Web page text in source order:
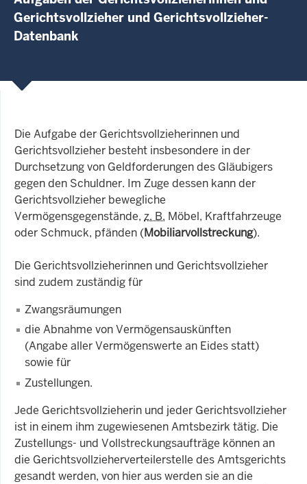
Gerichtsvollzieher und Gerichtsvollzieher-
Datenbank
Die Aufgabe der Gerichtsvollzieherinnen und
Gerichtsvollzieher besteht insbesondere in der
Durchsetzung von Geldforderungen des Gläubigers
gegen den Schuldner. Im Zuge dessen kann der
Gerichtsvollzieher bewegliche
Vermögensgegenstände, z. B. Möbel, Kraftfahrzeuge
oder Schmuck, pfänden (Mobiliarvollstreckung).
Die Gerichtsvollzieherinnen und Gerichtsvollzieher
sind zudem zuständig für
Zwangsräumungen
die Abnahme von Vermögensauskünften
(Angabe aller Vermögenswerte an Eides statt)
sowie für
Zustellungen.
Jede Gerichtsvollzieherin und jeder Gerichtsvollzieher
ist in einem ihm zugewiesenen Amtsbezirk tätig. Die
Zustellungs- und Vollstreckungsaufträge können an
die Gerichtsvollzieherverteilerstelle des Amtsgerichts
gesandt werden, von hier aus werden sie an die